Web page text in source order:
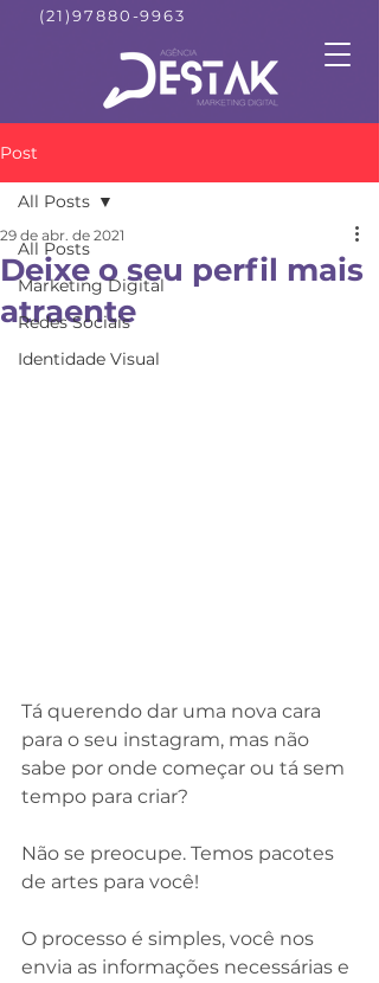
(21)97880-9963
Post
All Posts
Marketing Digital
Redes Sociais
Identidade Visual
All Posts
Deixe o seu perfil mais
atraente
29 de abr. de 2021
Tá querendo dar uma nova cara
para o seu instagram, mas não
sabe por onde começar ou tá sem
tempo para criar?
Não se preocupe. Temos pacotes
de artes para você!
O processo é simples, você nos
envia as informações necessárias e